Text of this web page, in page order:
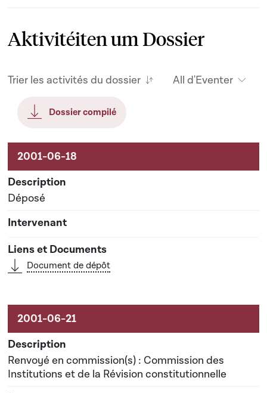
Aktivitéiten um Dossier
Trier les activités du dossier All d'Eventer
Dossier compilé
Aktivitéiten um Dossier
Déposé
Document de dépôt
Renvoyé en commission(s) : Commission des
Institutions et de la Révision constitutionnelle